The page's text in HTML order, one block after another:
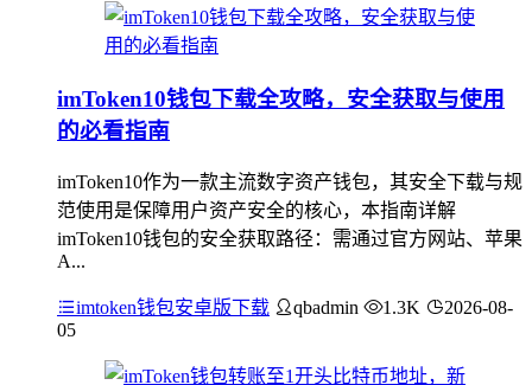
imToken10钱包下载全攻略，安全获取与使用
的必看指南
imToken10作为一款主流数字资产钱包，其安全下载与规
范使用是保障用户资产安全的核心，本指南详解
imToken10钱包的安全获取路径：需通过官方网站、苹果
A...
imtoken钱包安卓版下载 qbadmin 1.3K
2026-08-
05